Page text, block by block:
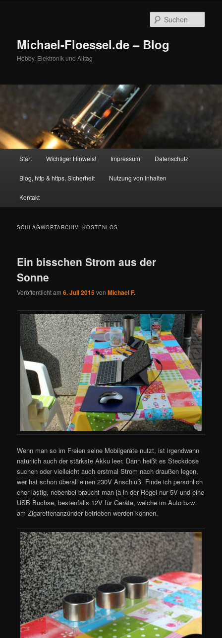
Michael-Floessel.de – Blog
Hobby, Elektronik und Alltag
Start Wichtiger Hinweis! Impressum Datenschutz
Blog, http & https, Sicherheit Nutzung von Inhalten
Kontakt
SCHLAGWORTARCHIV:KOSTENLOS
Ein bisschen Strom aus der
Sonne
Veröffentlicht am6. Juli 2015vonMichael F.
Wenn man so im Freien seine Mobilgeräte nutzt, ist irgendwann
natürlich auch der stärkste Akku leer. Dann heißt es Steckdose
suchen oder vielleicht auch erstmal Strom nach draußen legen,
wer hat schon überall einen 230V Anschluß. Finde ich persönlich
eher lästig, nebenbei braucht man ja in der Regel nur 5V und eine
USB Buchse, bestenfalls 12V für Geräte, welche im Auto bzw.
am Zigarettenanzünder betrieben werden können.